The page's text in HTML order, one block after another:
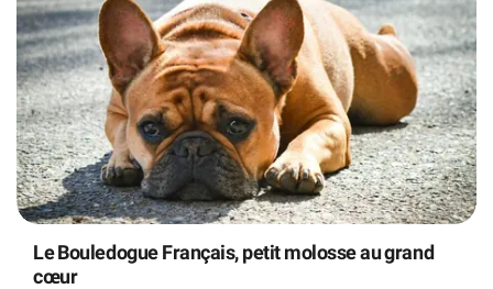
Le Bouledogue Français, petit molosse au grand
cœur